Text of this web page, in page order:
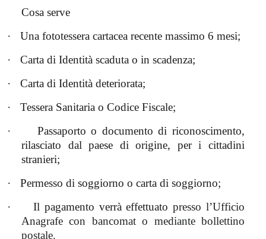
Cosa serve
·
Una fototessera cartacea recente massimo 6 mesi;
·
Carta di Identità scaduta o in scadenza;
·
Carta di Identità deteriorata;
·
Tessera Sanitaria o Codice Fiscale;
·
Passaporto o documento di riconoscimento,
rilasciato dal paese di origine, per i cittadini
stranieri;
·
Permesso di soggiorno o carta di soggiorno;
·
Il pagamento verrà effettuato presso l’Ufficio
Anagrafe con bancomat o mediante bollettino
postale.